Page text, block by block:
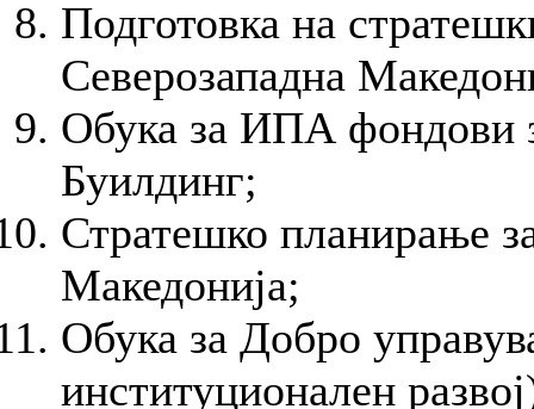
Подготовка на
Северозападна
Обука за ИПА фондови
Буилдинг;
Стратешко планирање
Македонија;
Обука за Добро
институционален